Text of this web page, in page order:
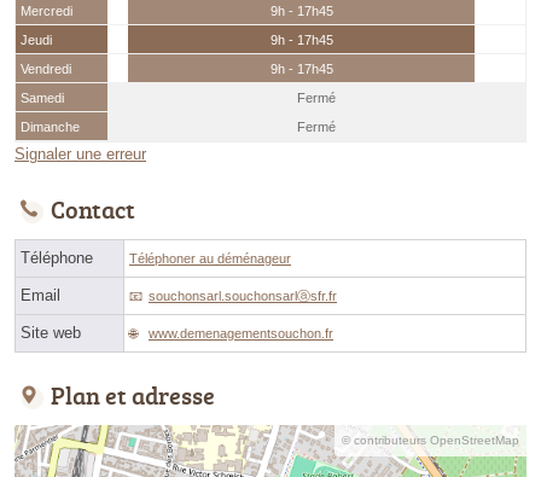
Mercredi
9h - 17h45
Jeudi
9h - 17h45
Vendredi
9h - 17h45
Samedi
Fermé
Dimanche
Fermé
Signaler une erreur
Contact
Téléphone Téléphoner au déménageur
Email souchonsarl.souchonsarlⓐsfr.fr
Site web www.demenagementsouchon.fr
Plan et adresse
© contributeurs OpenStreetMap